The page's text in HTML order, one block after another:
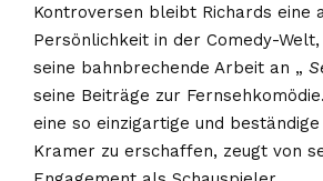
Kontroversen bleibt Richards eine
Persönlichkeit in der Comedy-
seine bahnbrechende Arbeit an „
seine Beiträge zur
eine so einzigartige und
Kramer zu erschaffen, zeugt von